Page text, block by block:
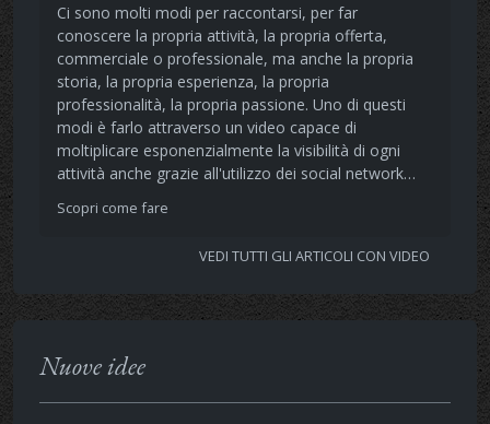
Ci sono molti modi per raccontarsi, per far
conoscere la propria attività, la propria offerta,
commerciale o professionale, ma anche la propria
storia, la propria esperienza, la propria
professionalità, la propria passione. Uno di questi
modi è farlo attraverso un video capace di
moltiplicare esponenzialmente la visibilità di ogni
attività anche grazie all'utilizzo dei social network…
Scopri come fare
VEDI TUTTI GLI ARTICOLI CON VIDEO
Nuove idee